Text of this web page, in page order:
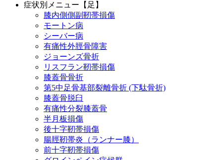
症状別メニュー【足】
膝内側側副靭帯損傷
モートン病
シーバー病
有痛性外脛骨障害
ジョーンズ骨折
リスフラン靭帯損傷
膝蓋骨骨折
第5中足骨基部裂離骨折 (下駄骨折)
膝蓋骨脱臼
有痛性分裂膝蓋骨
半月板損傷
後十字靭帯損傷
腸脛靭帯炎（ランナー膝）
前十字靭帯損傷